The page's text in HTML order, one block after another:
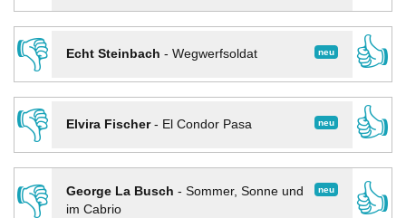
👎
neu
Echt Steinbach - Wegwerfsoldat
👍
👎
neu
Elvira Fischer- El Condor Pasa
👍
👎
neu
George La Busch - Sommer, Sonne und
im Cabrio
👍